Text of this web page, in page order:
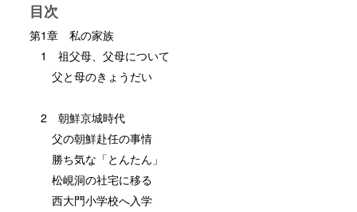
目次
第1章 私の家族
1 祖父母、父母について
父と母のきょうだい
2 朝鮮京城時代
父の朝鮮赴任の事情
勝ち気な「とんたん」
松峴洞の社宅に移る
西大門小学校へ入学